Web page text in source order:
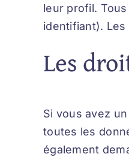
leur profil.
identifiant).
Les
Si vous avez
toutes les
également